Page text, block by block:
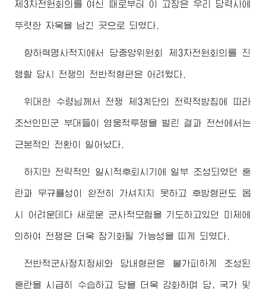
제3차전원회의를 여신 때로부터 이 고장은 우리 당력사에
뚜렷한 자욱을 남긴 곳으로 되였다.
향하혁명사적지에서 당중앙위원회 제3차전원회의를 진
행할 당시 전쟁의 전반적형편은 어려웠다.
위대한 수령님께서 전쟁 제3계단의 전략적방침에 따라
조선인민군 부대들이 영웅적투쟁을 벌린 결과 전선에서는
근본적인 전환이 일어났다.
하지만 전략적인 일시적후퇴시기에 일부 조성되였던 혼
란과 무규률성이 완전히 가셔지지 못하고 후방형편도 몹
시 어려운데다 새로운 군사적모험을 기도하고있던 미제에
의하여 전쟁은 더욱 장기화될 가능성을 띠게 되였다.
전반적군사정치정세와 당내형편은 불가피하게 조성된
혼란을 시급히 수습하고 당을 더욱 강화하며 당, 국가 및